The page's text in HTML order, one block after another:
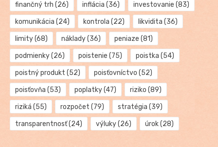
finančný trh (26) inflácia (36) investovanie (83)
komunikácia (24) kontrola (22) likvidita (36)
limity(68) náklady(36) peniaze (81)
podmienky(26) poistenie (75) poistka (54)
poistný produkt (52) poisťovníctvo (52)
poisťovňa (53) poplatky(47) riziko (89)
riziká (55) rozpočet (79) stratégia (39)
transparentnosť(24) výluky(26) úrok(28)